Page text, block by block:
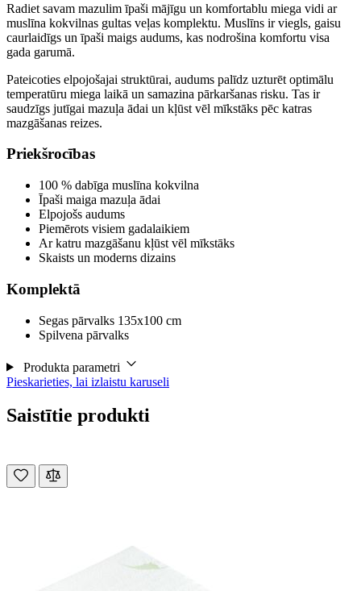
Radiet savam mazulim īpaši mājīgu un komfortablu miega vidi ar
muslīna kokvilnas gultas veļas komplektu. Muslīns ir viegls, gaisu
caurlaidīgs un īpaši maigs audums, kas nodrošina komfortu visa
gada garumā.
Pateicoties elpojošajai struktūrai, audums palīdz uzturēt optimālu
temperatūru miega laikā un samazina pārkaršanas risku. Tas ir
saudzīgs jutīgai mazuļa ādai un kļūst vēl mīkstāks pēc katras
mazgāšanas reizes.
Priekšrocības
100 % dabīga muslīna kokvilna
Īpaši maiga mazuļa ādai
Elpojošs audums
Piemērots visiem gadalaikiem
Ar katru mazgāšanu kļūst vēl mīkstāks
Skaists un moderns dizains
Komplektā
Segas pārvalks 135x100 cm
Spilvena pārvalks
Produkta parametri
Pieskarieties, lai izlaistu karuseli
Saistītie produkti